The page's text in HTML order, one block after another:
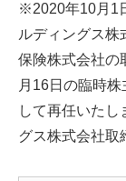
※2020年10月1
ルディングス株
保険株式会社の
月16日の臨時
して再任いた
グス株式会社取